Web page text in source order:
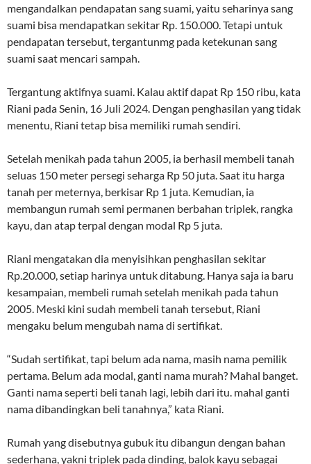
mengandalkan pendapatan sang suami, yaitu seharinya sang
suami bisa mendapatkan sekitar Rp. 150.000. Tetapi untuk
pendapatan tersebut, tergantunmg pada ketekunan sang
suami saat mencari sampah.
Tergantung aktifnya suami. Kalau aktif dapat Rp 150 ribu, kata
Riani pada Senin, 16 Juli 2024. Dengan penghasilan yang tidak
menentu, Riani tetap bisa memiliki rumah sendiri.
Setelah menikah pada tahun 2005, ia berhasil membeli tanah
seluas 150 meter persegi seharga Rp 50 juta. Saat itu harga
tanah per meternya, berkisar Rp 1 juta. Kemudian, ia
membangun rumah semi permanen berbahan triplek, rangka
kayu, dan atap terpal dengan modal Rp 5 juta.
Riani mengatakan dia menyisihkan penghasilan sekitar
Rp.20.000, setiap harinya untuk ditabung. Hanya saja ia baru
kesampaian, membeli rumah setelah menikah pada tahun
2005. Meski kini sudah membeli tanah tersebut, Riani
mengaku belum mengubah nama di sertifikat.
“Sudah sertifikat, tapi belum ada nama, masih nama pemilik
pertama. Belum ada modal, ganti nama murah? Mahal banget.
Ganti nama seperti beli tanah lagi, lebih dari itu. mahal ganti
nama dibandingkan beli tanahnya,” kata Riani.
Rumah yang disebutnya gubuk itu dibangun dengan bahan
sederhana, yakni triplek pada dinding, balok kayu sebagai